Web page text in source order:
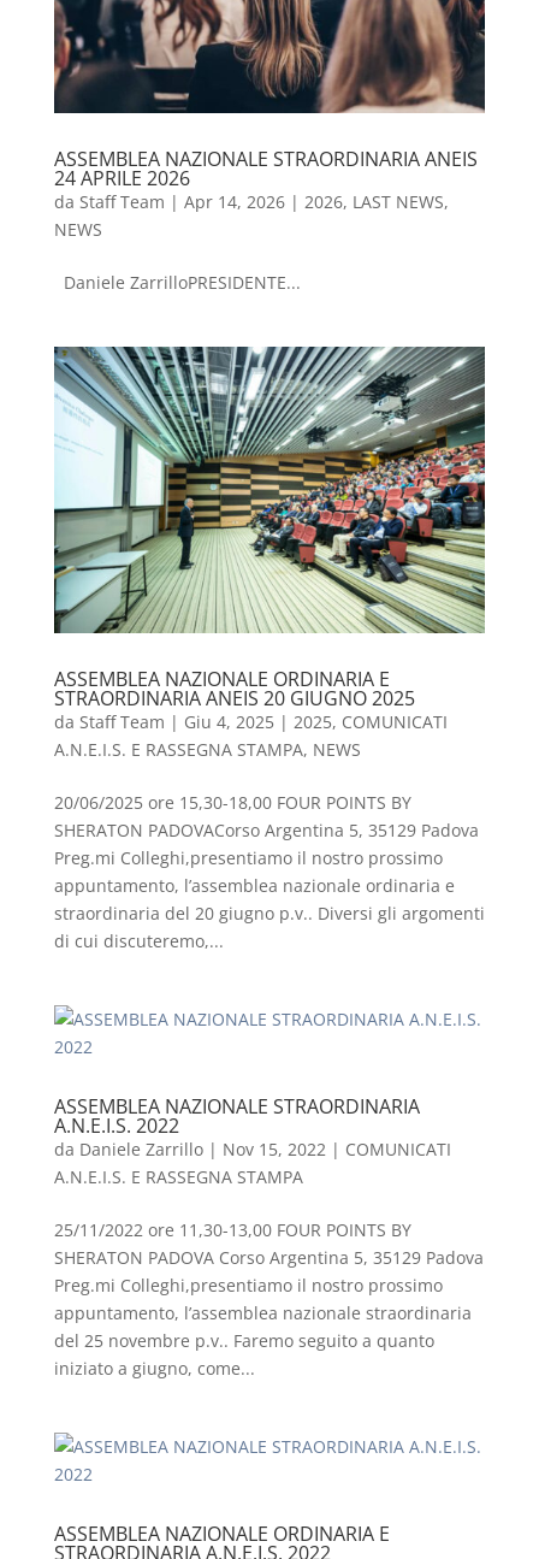
ASSEMBLEA NAZIONALE STRAORDINARIA ANEIS
24 APRILE 2026
da Staff Team | Apr 14, 2026| 2026, LAST NEWS,
NEWS
Daniele ZarrilloPRESIDENTE...
ASSEMBLEA NAZIONALE ORDINARIA E
STRAORDINARIA ANEIS 20 GIUGNO 2025
da Staff Team | Giu 4, 2025| 2025, COMUNICATI
A.N.E.I.S. E RASSEGNA STAMPA, NEWS
20/06/2025 ore 15,30-18,00 FOUR POINTS BY
SHERATON PADOVACorso Argentina 5, 35129 Padova
Preg.mi Colleghi,presentiamo il nostro prossimo
appuntamento, l’assemblea nazionale ordinaria e
straordinaria del 20 giugno p.v.. Diversi gli argomenti
di cui discuteremo,...
ASSEMBLEA NAZIONALE STRAORDINARIA
A.N.E.I.S. 2022
da Daniele Zarrillo| Nov 15, 2022| COMUNICATI
A.N.E.I.S. E RASSEGNA STAMPA
25/11/2022 ore 11,30-13,00 FOUR POINTS BY
SHERATON PADOVA Corso Argentina 5, 35129 Padova
Preg.mi Colleghi,presentiamo il nostro prossimo
appuntamento, l’assemblea nazionale straordinaria
del 25 novembre p.v.. Faremo seguito a quanto
iniziato a giugno, come...
ASSEMBLEA NAZIONALE ORDINARIA E
STRAORDINARIA A.N.E.I.S. 2022